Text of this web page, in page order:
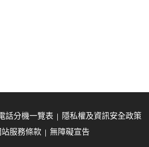
話分機一覽表
隱私權及資訊安全政策
站服務條款
無障礙宣告